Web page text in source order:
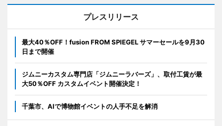
プレスリリース
最大40％OFF！fusion FROM SPIEGEL サマーセールを9月30
日まで開催
ジムニーカスタム専門店「ジムニーラバーズ」、取付工賃が最
大50％OFF カスタムイベント開催決定！
千葉市、AIで博物館イベントの人手不足を解消